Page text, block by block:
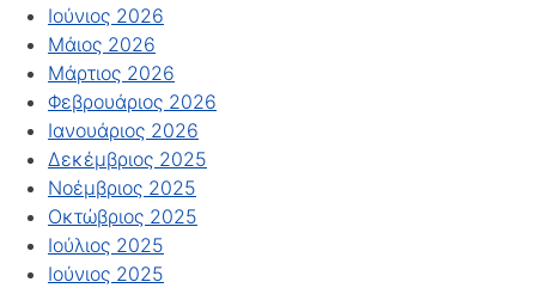
Ιούνιος 2026
Μάιος 2026
Μάρτιος 2026
Φεβρουάριος 2026
Ιανουάριος 2026
Δεκέμβριος 2025
Νοέμβριος 2025
Οκτώβριος 2025
Ιούλιος 2025
Ιούνιος 2025